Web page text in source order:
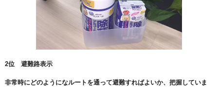
2位 避難路表示
非常時にどのようになルートを通って避難すればよいか、把握していま